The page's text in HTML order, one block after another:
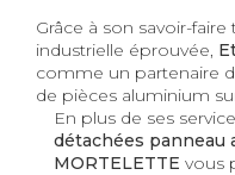
Grâce à son savoir-
industrielle éprouvée,
comme un partenaire
de pièces aluminium
En plus de ses
détachées panneau
MORTELETTE vous